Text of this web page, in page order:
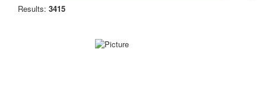
Results: 3415